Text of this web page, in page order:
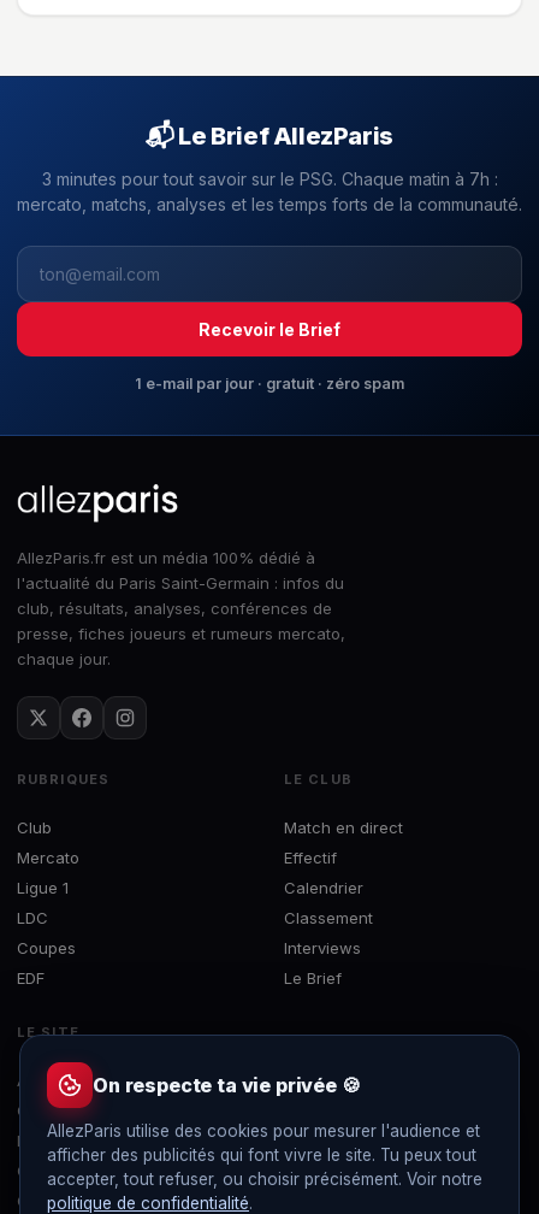
📬 Le Brief AllezParis
3 minutes pour tout savoir sur le PSG. Chaque matin à 7h :
mercato, matchs, analyses et les temps forts de la communauté.
Recevoir le Brief
1 e-mail par jour · gratuit · zéro spam
AllezParis.fr est un média 100% dédié à
l'actualité du Paris Saint-Germain : infos du
club, résultats, analyses, conférences de
presse, fiches joueurs et rumeurs mercato,
chaque jour.
RUBRIQUES
Club
Mercato
Ligue 1
LDC
Coupes
EDF
LE CLUB
Match en direct
Effectif
Calendrier
Classement
Interviews
Le Brief
LE SITE
À propos
Contact
Mentions légales
Confidentialité
Gérer les cookies
On respecte ta vie privée 🍪
AllezParis utilise des cookies pour mesurer l'audience et
afficher des publicités qui font vivre le site. Tu peux tout
accepter, tout refuser, ou choisir précisément. Voir notre
politique de confidentialité.